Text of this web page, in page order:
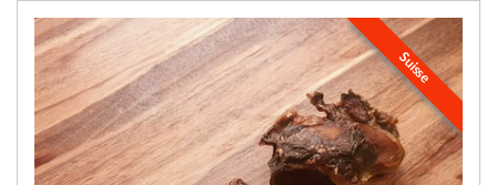
Suisse